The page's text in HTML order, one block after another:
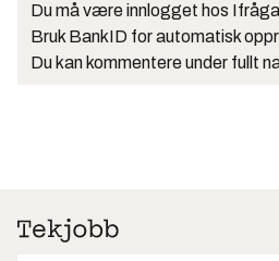
Du må være innlogget hos
Bruk BankID for automatisk
Du kan kommentere under fullt